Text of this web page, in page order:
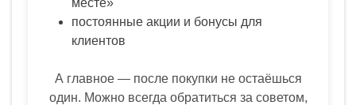
месте»
постоянные акции и бонусы для
клиентов
А главное — после покупки не остаёшься
один. Можно всегда обратиться за советом,